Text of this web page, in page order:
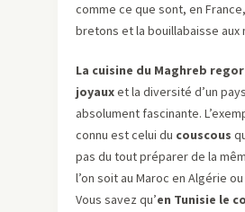
comme ce que sont, en
bretons et la bouillabaisse aux
La cuisine du Maghreb
joyauxet la diversité d’un
absolument fascinante.
connu est celui du couscous
pas du tout préparer de la
l’on soit au Maroc en Algérie
Vous savez qu’en Tunisie le